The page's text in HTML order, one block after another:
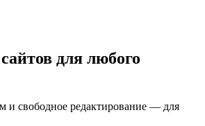
для любого
и свободное редактирование — для